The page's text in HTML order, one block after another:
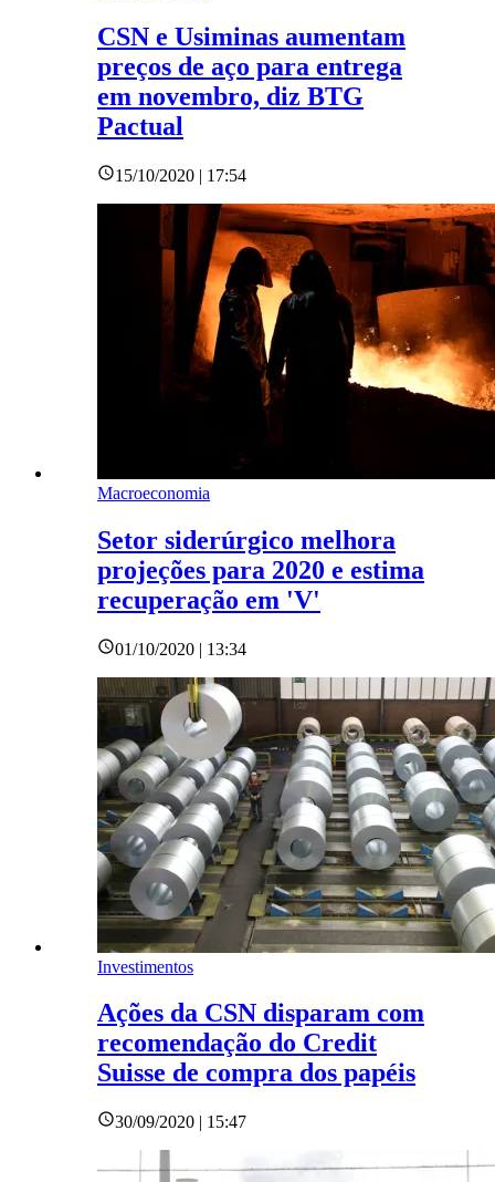
CSN e Usiminas aumentam
preços de aço para entrega
em novembro, diz BTG
Pactual
15/10/2020 | 17:54
Macroeconomia
Setor siderúrgico melhora
projeções para 2020 e estima
recuperação em 'V'
01/10/2020 | 13:34
Investimentos
Ações da CSN disparam com
recomendação do Credit
Suisse de compra dos papéis
30/09/2020 | 15:47